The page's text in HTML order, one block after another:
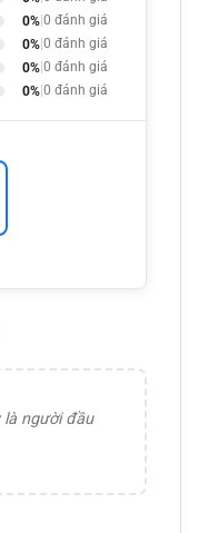
0% 0 đánh giá
0% 0 đánh giá
0% 0 đánh giá
0% 0 đánh giá
là người đầu